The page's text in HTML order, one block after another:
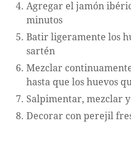
Agregar el jamón
minutos
Batir ligeramente los
sartén
Mezclar
hasta que los huevos
Salpimentar, mezclar
Decorar con perejil